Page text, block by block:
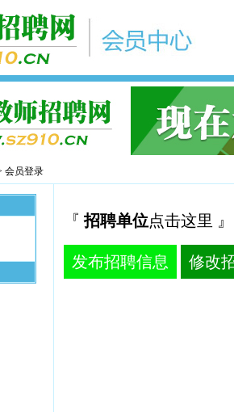
会员登录
『 招聘单位点击这里 』
发布招聘信息 修改